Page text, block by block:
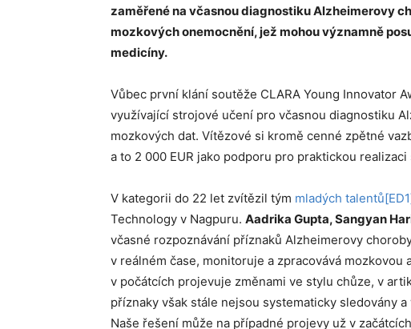
zaměřené na včasnou diagnostiku Alzheimerovy
mozkových onemocnění, jež mohou významně
medicíny.
Vůbec první klání soutěže CLARA Young Innovator
využívající strojové učení pro včasnou diagnostiku
mozkových dat. Vítězové si kromě cenné zpětné
a to 2 000 EUR jako podporu pro praktickou
V kategorii do 22 let zvítězil tým mladých talentů
Technology v Nagpuru. Aadrika Gupta, Sangyan
včasné rozpoznávání příznaků Alzheimerovy
v reálném čase, monitoruje a zpracovává mozkovou
v počátcích projevuje změnami ve stylu chůze, v
příznaky však stále nejsou systematicky sledovány
Naše řešení může na případné projevy už v